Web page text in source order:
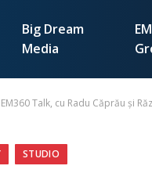
Big Dream
Media
Talk, cu Radu Căprău și
STUDIO